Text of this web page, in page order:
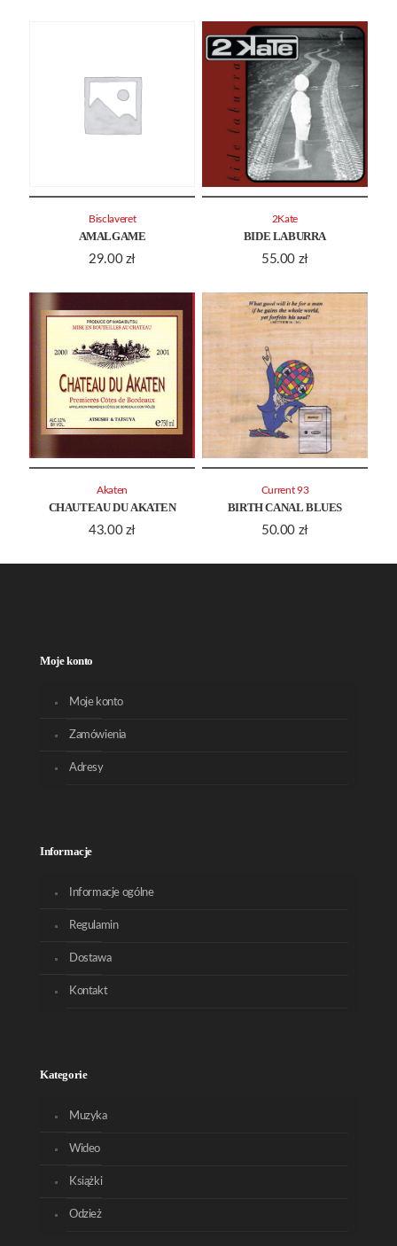
AMALGAME
29.00 zł
Bisclaveret
BIDE LABURRA
55.00 zł
2Kate
CHAUTEAU DU AKATEN
43.00 zł
Akaten
BIRTH CANAL BLUES
50.00 zł
Current 93
Moje konto
Moje konto
Zamówienia
Adresy
Informacje
Informacje ogólne
Regulamin
Dostawa
Kontakt
Kategorie
Muzyka
Wideo
Książki
Odzież